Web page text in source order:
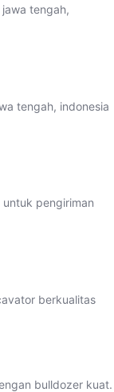
tengah,
tengah, indonesia
pengiriman
berkualitas
bulldozer kuat.